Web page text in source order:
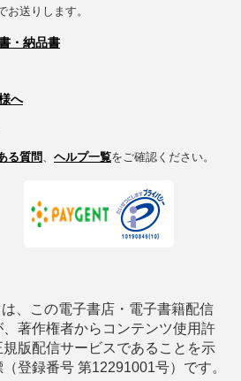
送りします。
・納品書
へ
る質問、 ヘルプ一覧をご確認ください。
、この電子書店・電子書籍配信
著作権者からコンテンツ使用許
版配信サービスであることを示
登録番号 第12291001号）です。